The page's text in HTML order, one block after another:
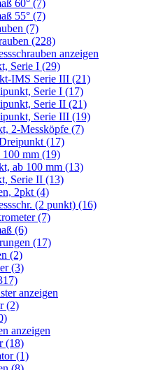
60° (7)
55° (7)
(7)
(228)
anzeigen
Serie I (29)
IMS Serie III (21)
Serie I (17)
Serie II (21)
Serie III (19)
2-Messköpfe (7)
(17)
100 mm (19)
ab 100 mm (13)
Serie II (13)
2pkt (4)
(2 punkt) (16)
(7)
(6)
(17)
(2)
(3)
anzeigen
(2)
anzeigen
(18)
(1)